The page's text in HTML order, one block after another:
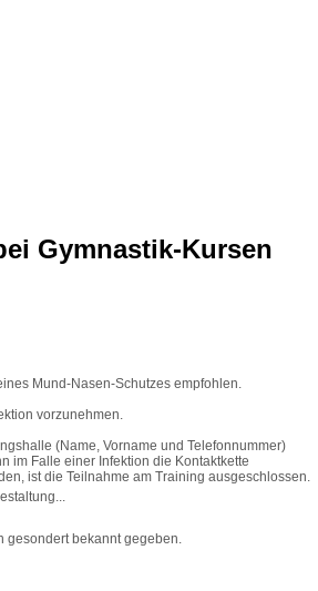
Gymnastik-Kursen
Mund-Nasen-Schutzes empfohlen.
vorzunehmen.
(Name, Vorname und Telefonnummer)
im Falle einer Infektion die Kontaktkette
ist die Teilnahme am Training ausgeschlossen.
gesondert bekannt gegeben.